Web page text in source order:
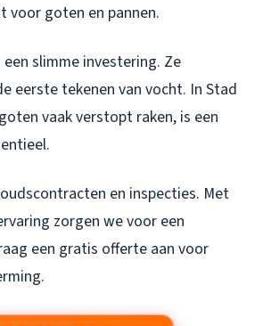
voor goten en pannen.
slimme investering. Ze
eerste tekenen van vocht. In Stad
vaak verstopt raken, is een
en inspecties. Met
zorgen we voor een
een gratis offerte aan voor